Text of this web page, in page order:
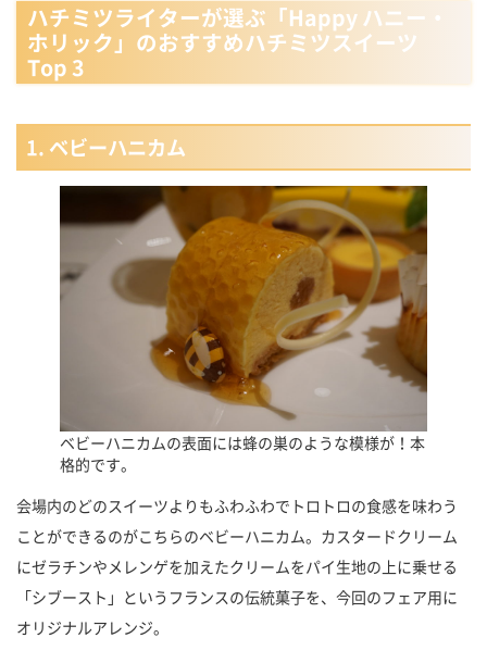
ハチミツライターが選ぶ「Happy ハニー・
ホリック」のおすすめハチミツスイーツ
Top 3
1. ベビーハニカム
ベビーハニカムの表面には蜂の巣のような模様が！本
格的です。
会場内のどのスイーツよりもふわふわでトロトロの食感を味わう
ことができるのがこちらのベビーハニカム。カスタードクリーム
にゼラチンやメレンゲを加えたクリームをパイ生地の上に乗せる
「シブースト」というフランスの伝統菓子を、今回のフェア用に
オリジナルアレンジ。